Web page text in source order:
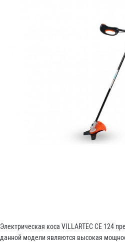
Электрическая коса VILLARTEC CE 124
данной модели являются высокая